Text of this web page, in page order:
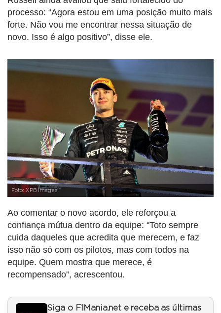
processo: “Agora estou em uma posição muito mais
forte. Não vou me encontrar nessa situação de
novo. Isso é algo positivo”, disse ele.
Foto: XPB Images
Ao comentar o novo acordo, ele reforçou a
confiança mútua dentro da equipe: “Toto sempre
cuida daqueles que acredita que merecem, e faz
isso não só com os pilotos, mas com todos na
equipe. Quem mostra que merece, é
recompensado”, acrescentou.
Siga o F1Mania.net e receba as últimas